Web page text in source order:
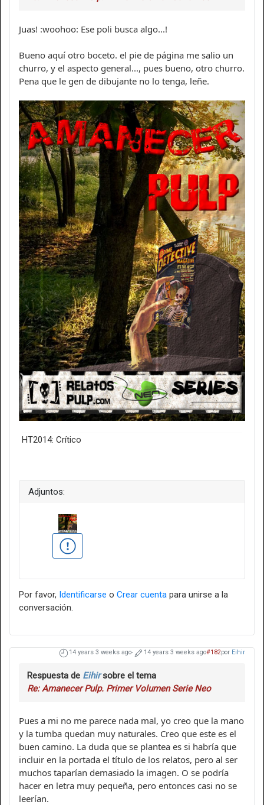
Juas! :woohoo: Ese poli busca algo...!
Bueno aquí otro boceto. el pie de página me salio un
churro, y el aspecto general..., pues bueno, otro churro.
Pena que le gen de dibujante no lo tenga, leñe.
HT2014: Crítico
Adjuntos:
Por favor, Identificarse o Crear cuenta para unirse a la
conversación.
14 years 3 weeks ago- 14 years 3 weeks ago#182por Eihir
Respuesta de Eihirsobre el tema
Re: Amanecer Pulp. Primer Volumen Serie Neo
Pues a mi no me parece nada mal, yo creo que la mano
y la tumba quedan muy naturales. Creo que este es el
buen camino. La duda que se plantea es si habría que
incluir en la portada el título de los relatos, pero al ser
muchos taparían demasiado la imagen. O se podría
hacer en letra muy pequeña, pero entonces casi no se
leerían.